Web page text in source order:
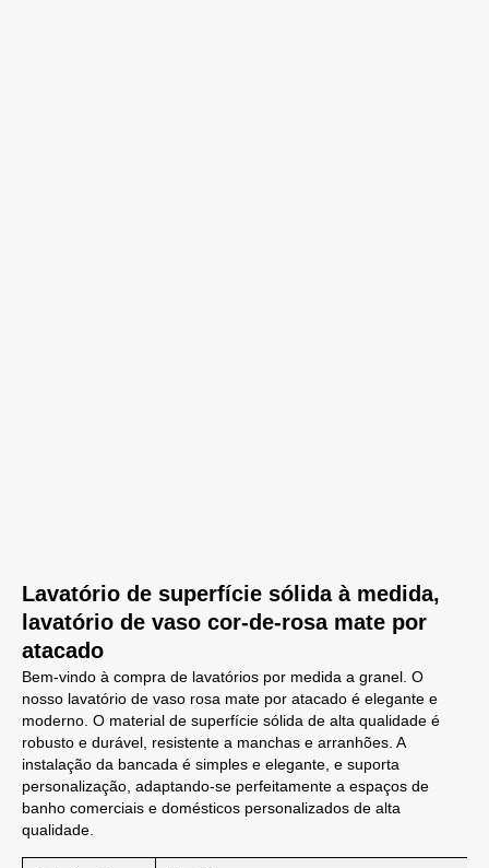
Lavatório de superfície sólida à medida,
lavatório de vaso cor-de-rosa mate por
atacado
Bem-vindo à compra de lavatórios por medida a granel. O
nosso lavatório de vaso rosa mate por atacado é elegante e
moderno. O material de superfície sólida de alta qualidade é
robusto e durável, resistente a manchas e arranhões. A
instalação da bancada é simples e elegante, e suporta
personalização, adaptando-se perfeitamente a espaços de
banho comerciais e domésticos personalizados de alta
qualidade.